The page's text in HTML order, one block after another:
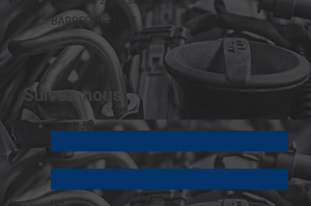
BARRES DE TOIT
Suivez-nous
facebook
twitter
rss